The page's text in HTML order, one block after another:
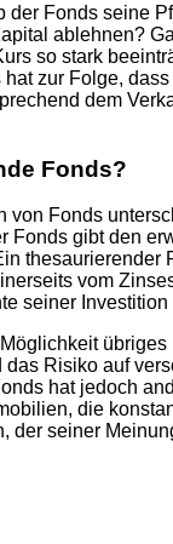
der Fonds seine
ablehnen?
so stark
zur Folge,
dem
Fonds?
Fonds
Fonds gibt den
vom
seiner
das Risiko auf
hat jedoch
die
der seiner